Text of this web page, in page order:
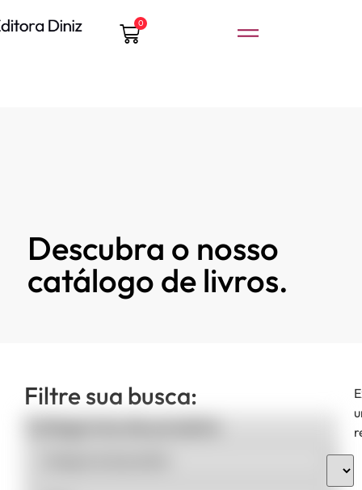
0
Descubra o nosso
catálogo de livros.
Filtre sua busca:
Categorias de produto